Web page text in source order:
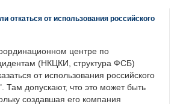
откаться от использования российского
центре по
(НКЦКИ, структура ФСБ)
от использования российского
Там допускают, что это может быть
создавшая его компания